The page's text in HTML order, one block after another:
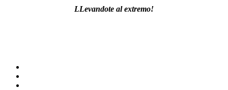
LLevandote al extremo!